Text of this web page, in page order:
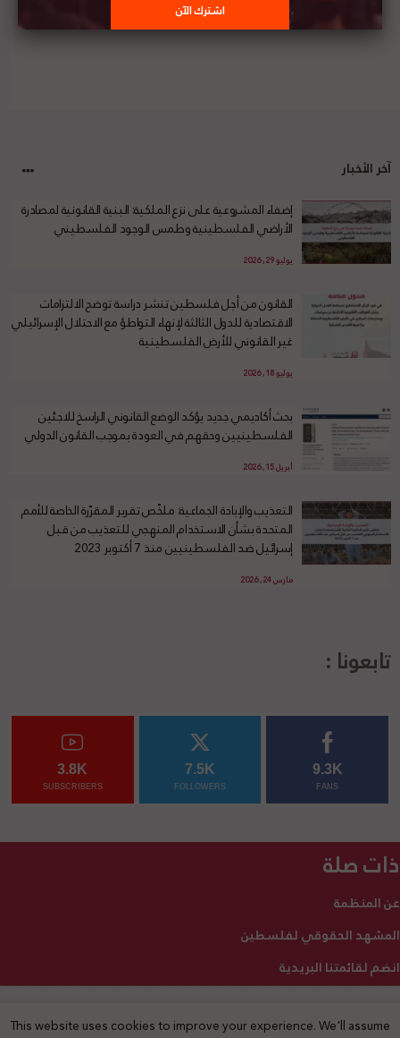
آخر الأخبار
إضفاء المشروعية على نزع الملكية: البنية القانونية لمصادرة
الأراضي الفلسطينية وطمس الوجود الفلسطيني
يوليو 29, 2026
القانون من أجل فلسطين تنشر دراسة توضح الالتزامات
الاقتصادية للدول الثالثة لإنهاء التواطؤ مع الاحتلال الإسرائيلي
غير القانوني للأرض الفلسطينية
يوليو 18, 2026
بحث أكاديمي جديد يؤكد الوضع القانوني الراسخ للاجئين
الفلسطينيين وحقهم في العودة بموجب القانون الدولي
أبريل 15, 2026
التعذيب والإبادة الجماعية: ملخّص تقرير المقرّرة الخاصة للأمم
المتحدة بشأن الاستخدام المنهجي للتعذيب من قبل
إسرائيل ضد الفلسطينيين منذ 7 أكتوبر 2023
مارس 24, 2026
تابعونا :
9.3K
FANS
7.5K
FOLLOWERS
3.8K
SUBSCRIBERS
ذات صلة
عن المنظمة
المشهد الحقوقي لفلسطين
انضم لقائمتنا البريدية
This website uses cookies to improve your experience. We'll assume